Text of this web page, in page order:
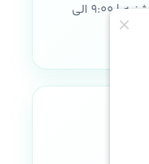
شنبه تا پنجشنبه | ۹:۰۰ الی